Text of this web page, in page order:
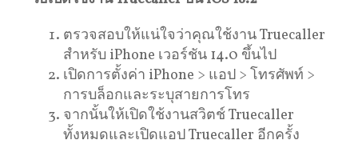
ตรวจสอบให้แน่ใจว่าคุณใช้งาน Truecaller
สำหรับ iPhone เวอร์ชัน 14.0 ขึ้นไป
เปิดการตั้งค่า iPhone > แอป > โทรศัพท์ >
การบล็อกและระบุสายการโทร
จากนั้นให้เปิดใช้งานสวิตช์ Truecaller
ทั้งหมดและเปิดแอป Truecaller อีกครั้ง